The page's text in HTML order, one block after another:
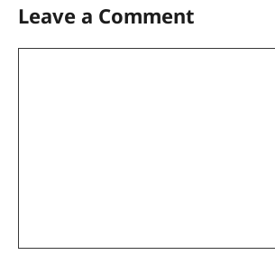
Leave a Comment